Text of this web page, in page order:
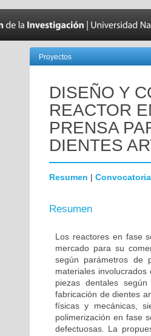
Proyectos
DISEÑO Y
REACTOR
PRENSA
DIENTES
Resumen | Convocatoria
Resumen
Los reactores en fase
mercado para su
según parámetros de
materiales
piezas dentales
fabricación de dientes
físicas y mecánicas,
polimerización en fase
defectuosas. La